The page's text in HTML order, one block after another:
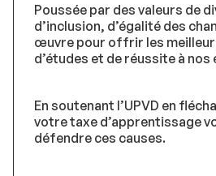
Poussée par des valeurs de
d’inclusion, d’égalité des
œuvre pour offrir les
d’études et de réussite à
En soutenant l’UPVD en
votre taxe d’apprentissage
défendre ces causes.